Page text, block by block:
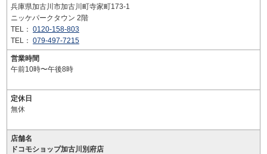
兵庫県加古川市加古川町寺家町173-1
ニッケパークタウン 2階
TEL： 0120-158-803
TEL： 079-497-7215
営業時間
午前10時〜午後8時
定休日
無休
店舗名
ドコモショップ加古川別府店